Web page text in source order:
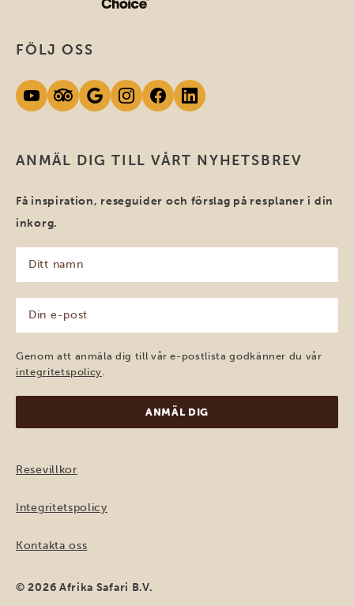
ANMÄL DIG TILL VÅRT NYHETSBREV
Få inspiration, reseguider och förslag på resplaner i din
inkorg.
namn
(Obligatoriskt)
post
(Obligatoriskt)
Genom att anmäla dig till vår e-postlista godkänner du vår
integritetspolicy
FÖLJ OSS
Resevillkor
Integritetspolicy
Kontakta oss
© 2026 Afrika Safari B.V.